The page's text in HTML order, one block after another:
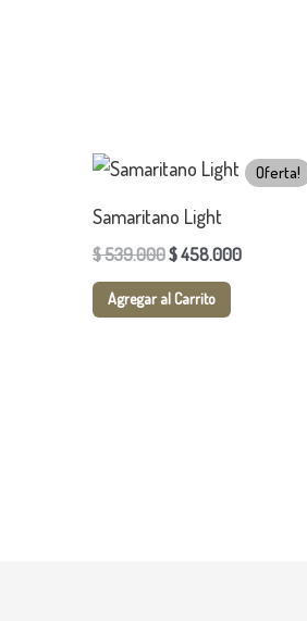
Oferta!
Samaritano Light
$539.000
El
original
$ 539.000.
$458.000
El
precio
$ 458.000.
Agregar al Carrito